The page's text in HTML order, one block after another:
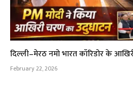
दिल्ली–मेरठ नमो भारत कॉरिडोर के
February 22, 2026